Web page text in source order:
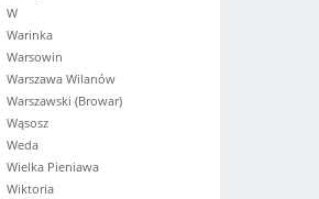
W
Warinka
Warsowin
Warszawa Wilanów
Warszawski (Browar)
Wąsosz
Weda
Wielka Pieniawa
Wiktoria